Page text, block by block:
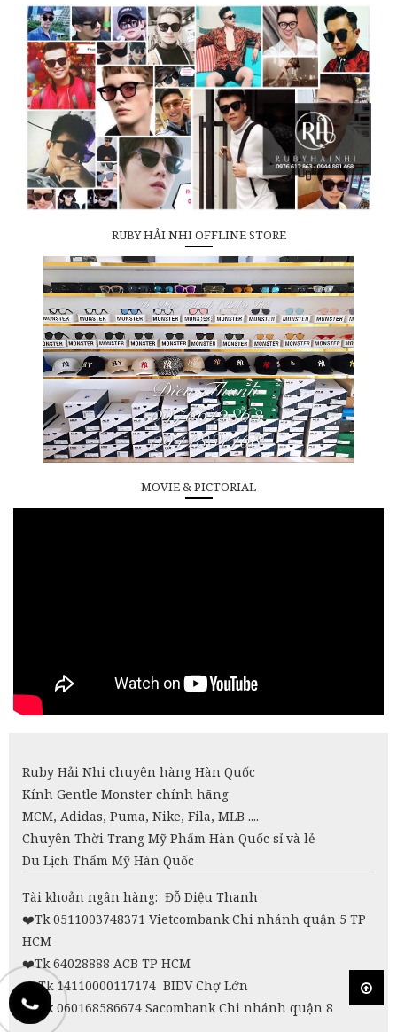
RUBY HẢI NHI OFFLINE STORE
MOVIE & PICTORIAL
Ruby Hải Nhi chuyên hàng Hàn Quốc
Kính Gentle Monster chính hãng
MCM, Adidas, Puma, Nike, Fila, MLB ....
Chuyên Thời Trang Mỹ Phẩm Hàn Quốc sỉ và lẻ
Du Lịch Thẩm Mỹ Hàn Quốc
Tài khoản ngân hàng: Đỗ Diệu Thanh
❤️Tk 0511003748371 Vietcombank Chi nhánh quận 5 TP
HCM
❤️Tk 64028888 ACB TP HCM
❤️Tk 14110000117174 BIDV Chợ Lớn
❤️Tk 060168586674 Sacombank Chi nhánh quận 8